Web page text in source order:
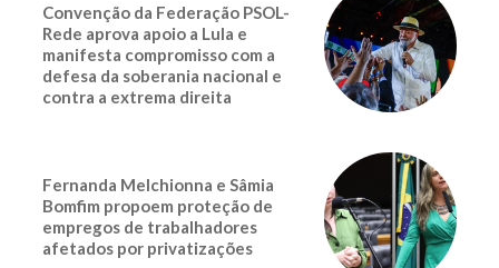
Convenção da Federação PSOL-
Rede aprova apoio a Lula e
manifesta compromisso com a
defesa da soberania nacional e
contra a extrema direita
Fernanda Melchionna e Sâmia
Bomfim propoem proteção de
empregos de trabalhadores
afetados por privatizações